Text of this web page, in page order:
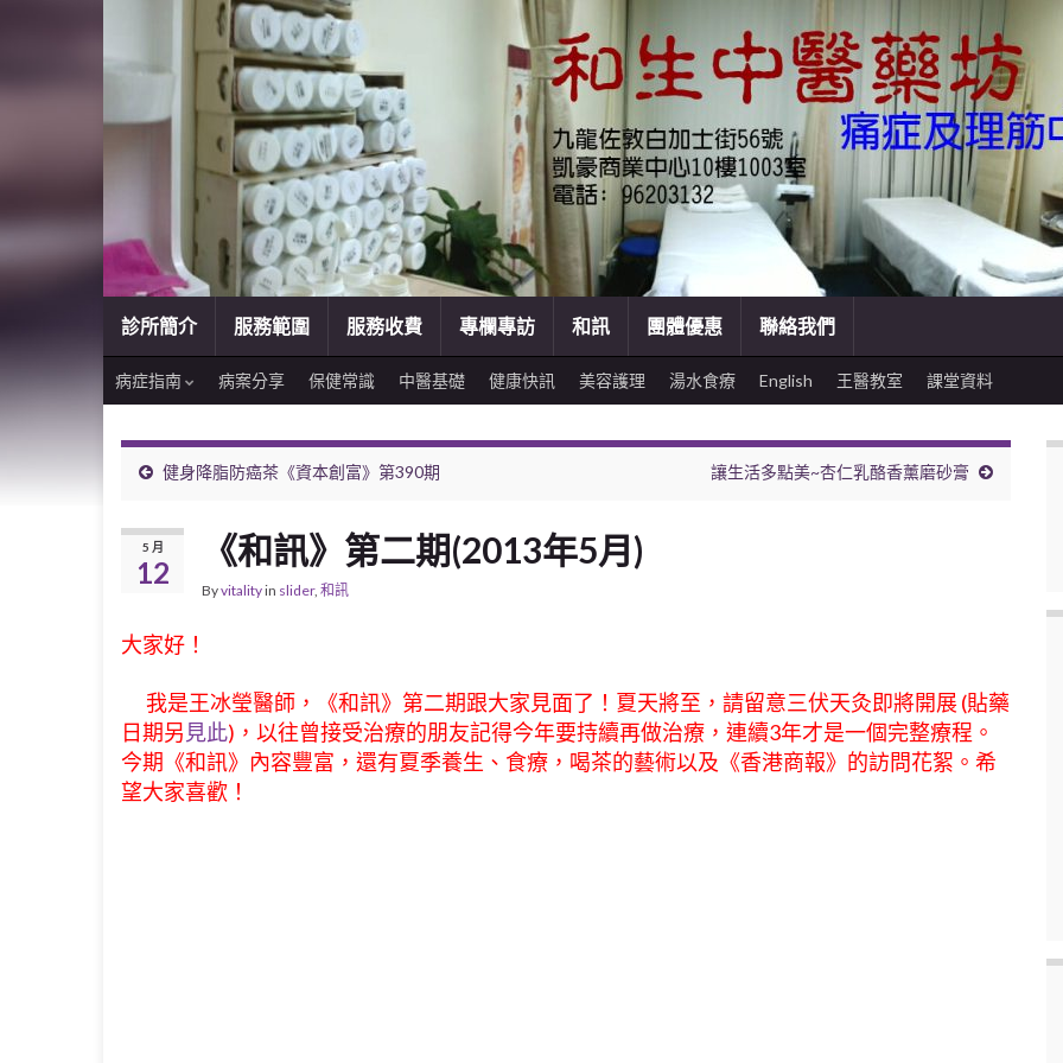
診所簡介 服務範圍 服務收費 專欄專訪 和訊 團體優惠 聯絡我們
病症指南 病案分享 保健常識 中醫基礎 健康快訊 美容護理 湯水食療 English 王醫教室 課堂資料
健身降脂防癌茶《資本創富》第390期 讓生活多點美~杏仁乳酪香薰磨砂膏
5 月
12
《和訊》第二期(2013年5月)
Byvitalityin slider, 和訊
大家好！
我是王冰瑩醫師，《和訊》第二期跟大家見面了！夏天將至，請留意三伏天灸即將開展 (貼藥
日期另 見此)，以往曾接受治療的朋友記得今年要持續再做治療，連續3年才是一個完整療程。
今期《和訊》內容豐富，還有夏季養生、食療，喝茶的藝術以及《香港商報》的訪問花絮。希
望大家喜歡！